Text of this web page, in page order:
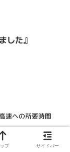
した』
速への所要時間
ップ サイドバー